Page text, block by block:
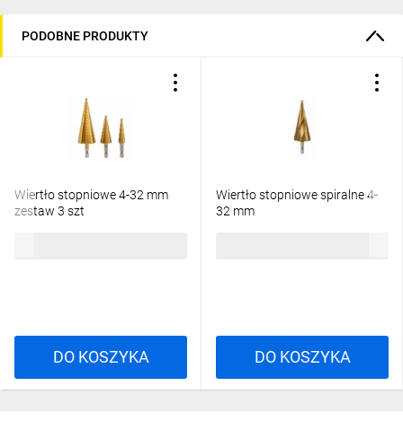
PODOBNE PRODUKTY
Wiertło stopniowe 4-32 mm
zestaw 3 szt
DO KOSZYKA
Wiertło stopniowe spiralne 4-
32 mm
DO KOSZYKA